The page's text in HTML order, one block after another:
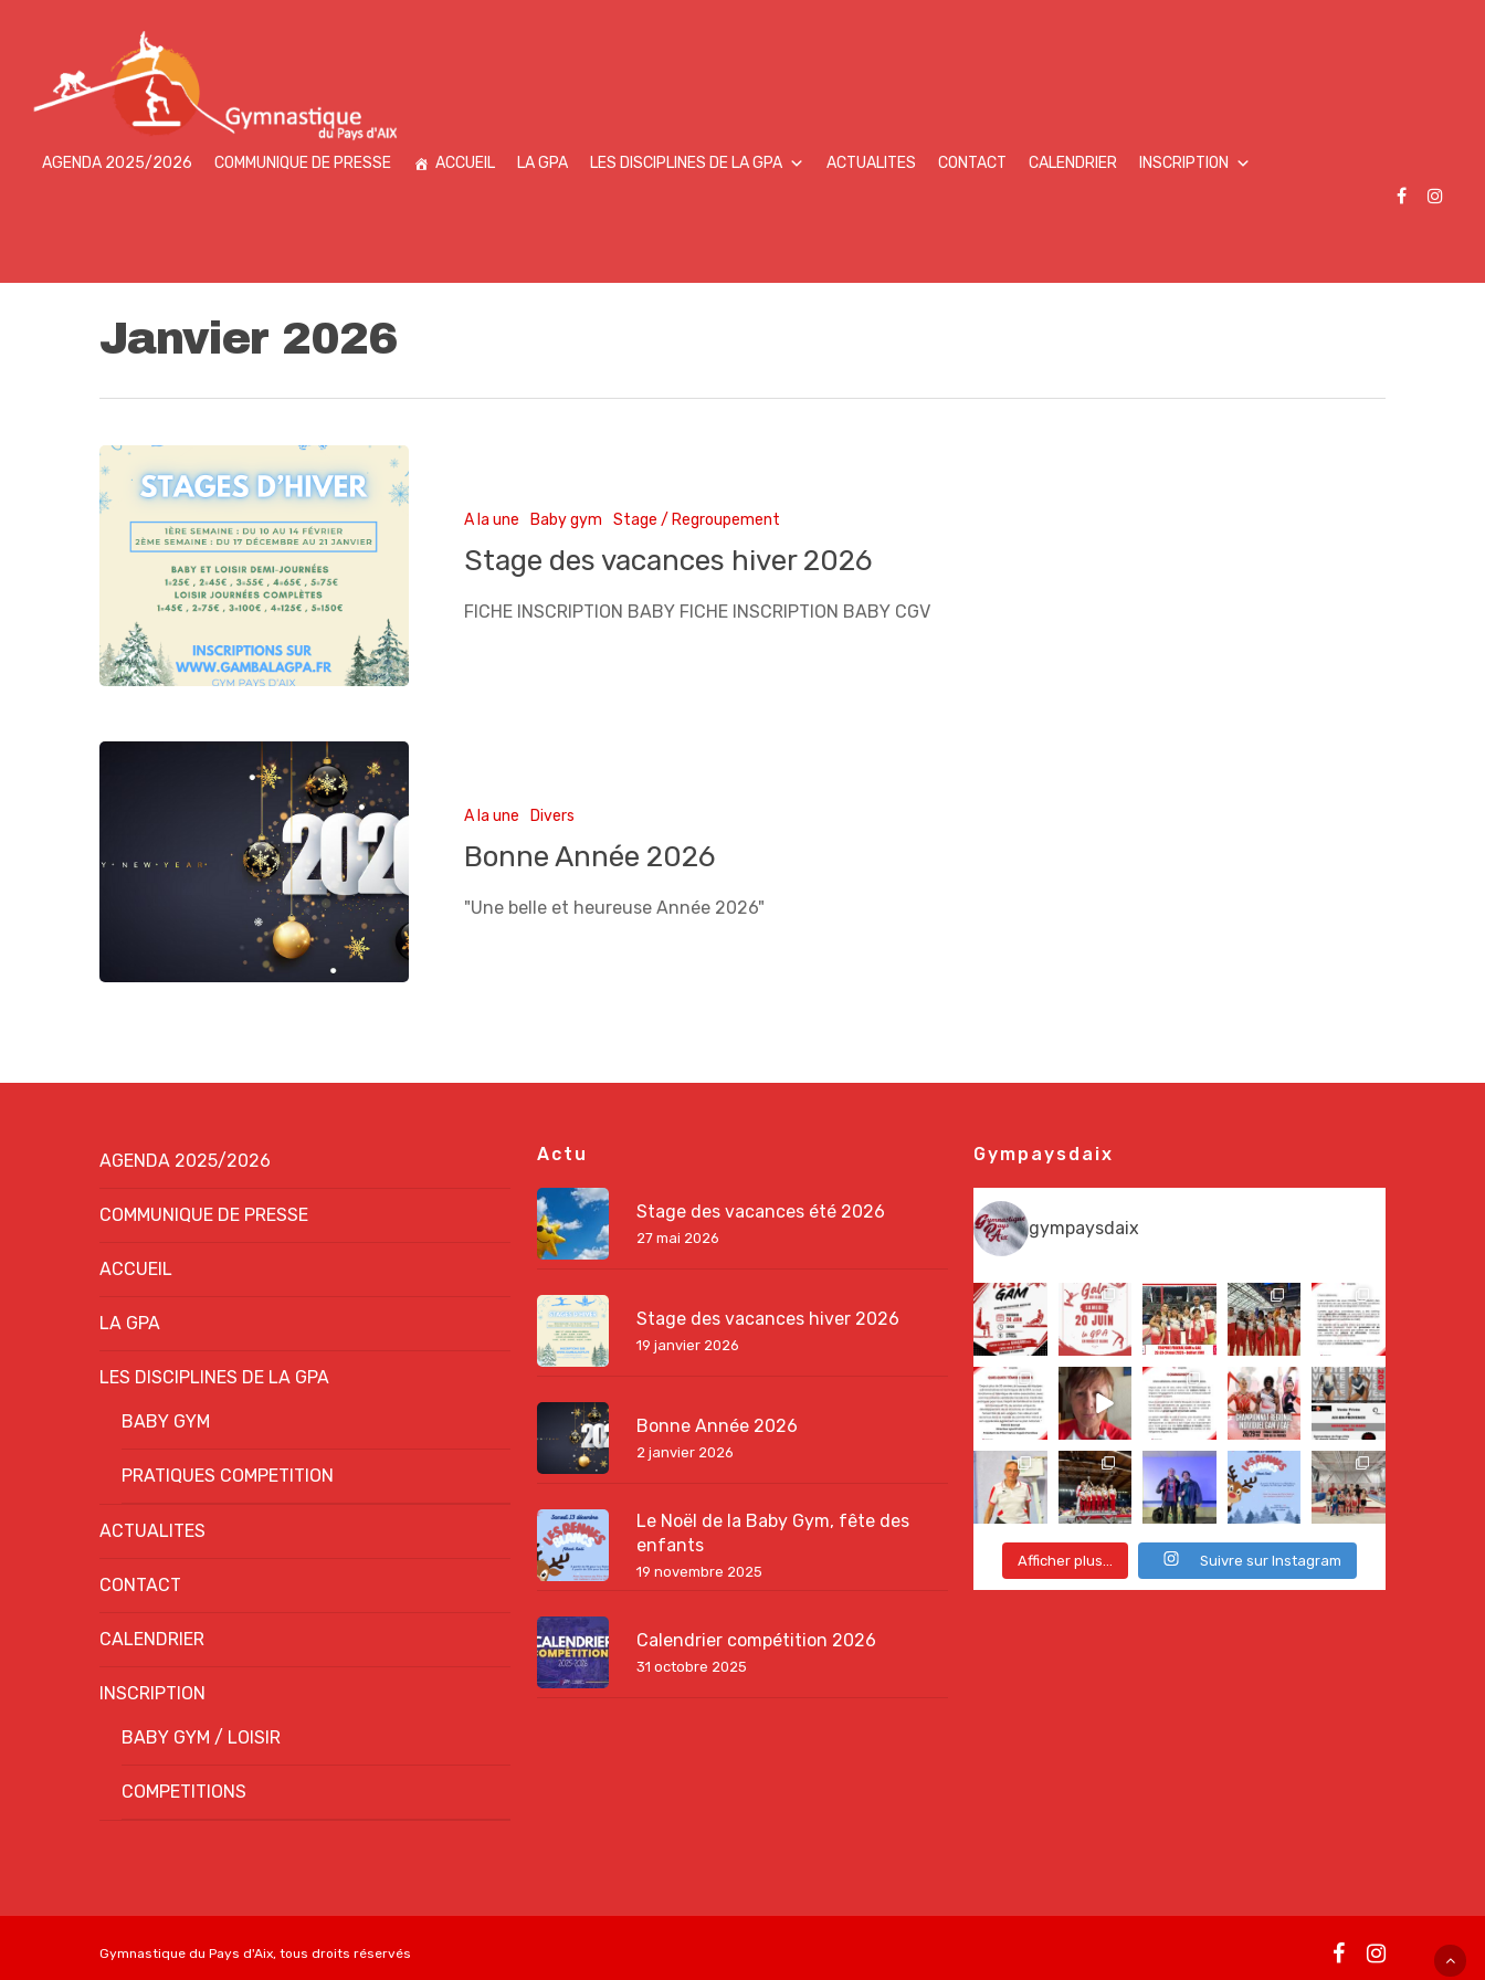
AGENDA 2025/2026 COMMUNIQUE DE PRESSE ACCUEIL LA GPA LES DISCIPLINES DE LA GPA ACTUALITES CONTACT CALENDRIER INSCRIPTION
Janvier 2026
A la une Baby gym Stage / Regroupement
Stage des vacances hiver 2026
FICHE INSCRIPTION BABY FICHE INSCRIPTION BABY CGV
A la une Divers
Bonne Année 2026
"Une belle et heureuse Année 2026"
AGENDA 2025/2026
COMMUNIQUE DE PRESSE
ACCUEIL
LA GPA
LES DISCIPLINES DE LA GPA
BABY GYM
PRATIQUES COMPETITION
ACTUALITES
CONTACT
CALENDRIER
INSCRIPTION
BABY GYM / LOISIR
COMPETITIONS
Actu
Stage des vacances été 2026
27 mai 2026
Stage des vacances hiver 2026
19 janvier 2026
Bonne Année 2026
2 janvier 2026
Le Noël de la Baby Gym, fête des
enfants
19 novembre 2025
Calendrier compétition 2026
31 octobre 2025
Gympaysdaix
gympaysdaix
Afficher plus... Suivre sur Instagram
Gymnastique du Pays d'Aix, tous droits réservés